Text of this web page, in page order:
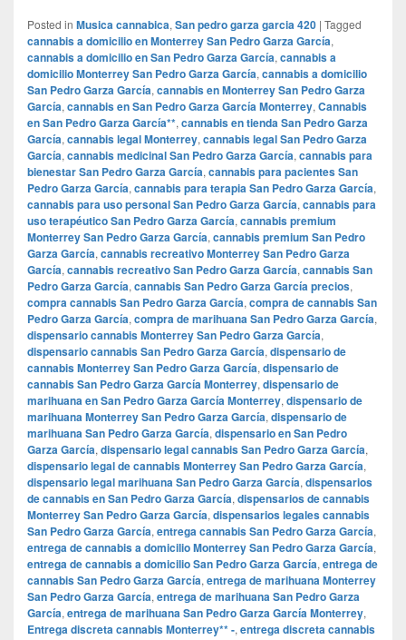
Posted in Musica cannabica, San pedro garza garcia 420 | Tagged
cannabis a domicilio en Monterrey San Pedro Garza García,
cannabis a domicilio en San Pedro Garza García, cannabis a
domicilio Monterrey San Pedro Garza García, cannabis a domicilio
San Pedro Garza García, cannabis en Monterrey San Pedro Garza
García, cannabis en San Pedro Garza García Monterrey, Cannabis
en San Pedro Garza García**, cannabis en tienda San Pedro Garza
García, cannabis legal Monterrey, cannabis legal San Pedro Garza
García, cannabis medicinal San Pedro Garza García, cannabis para
bienestar San Pedro Garza García, cannabis para pacientes San
Pedro Garza García, cannabis para terapia San Pedro Garza García,
cannabis para uso personal San Pedro Garza García, cannabis para
uso terapéutico San Pedro Garza García, cannabis premium
Monterrey San Pedro Garza García, cannabis premium San Pedro
Garza García, cannabis recreativo Monterrey San Pedro Garza
García, cannabis recreativo San Pedro Garza García, cannabis San
Pedro Garza García, cannabis San Pedro Garza García precios,
compra cannabis San Pedro Garza García, compra de cannabis San
Pedro Garza García, compra de marihuana San Pedro Garza García,
dispensario cannabis Monterrey San Pedro Garza García,
dispensario cannabis San Pedro Garza García, dispensario de
cannabis Monterrey San Pedro Garza García, dispensario de
cannabis San Pedro Garza García Monterrey, dispensario de
marihuana en San Pedro Garza García Monterrey, dispensario de
marihuana Monterrey San Pedro Garza García, dispensario de
marihuana San Pedro Garza García, dispensario en San Pedro
Garza García, dispensario legal cannabis San Pedro Garza García,
dispensario legal de cannabis Monterrey San Pedro Garza García,
dispensario legal marihuana San Pedro Garza García, dispensarios
de cannabis en San Pedro Garza García, dispensarios de cannabis
Monterrey San Pedro Garza García, dispensarios legales cannabis
San Pedro Garza García, entrega cannabis San Pedro Garza García,
entrega de cannabis a domicilio Monterrey San Pedro Garza García,
entrega de cannabis a domicilio San Pedro Garza García, entrega de
cannabis San Pedro Garza García, entrega de marihuana Monterrey
San Pedro Garza García, entrega de marihuana San Pedro Garza
García, entrega de marihuana San Pedro Garza García Monterrey,
Entrega discreta cannabis Monterrey** -, entrega discreta cannabis